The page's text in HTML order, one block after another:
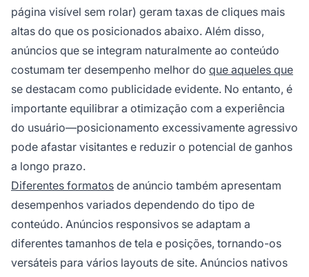
página visível sem rolar) geram taxas de cliques mais
altas do que os posicionados abaixo. Além disso,
anúncios que se integram naturalmente ao conteúdo
costumam ter desempenho melhor do que aqueles que
se destacam como publicidade evidente. No entanto, é
importante equilibrar a otimização com a experiência
do usuário—posicionamento excessivamente agressivo
pode afastar visitantes e reduzir o potencial de ganhos
a longo prazo.
Diferentes formatos de anúncio também apresentam
desempenhos variados dependendo do tipo de
conteúdo. Anúncios responsivos se adaptam a
diferentes tamanhos de tela e posições, tornando-os
versáteis para vários layouts de site. Anúncios nativos